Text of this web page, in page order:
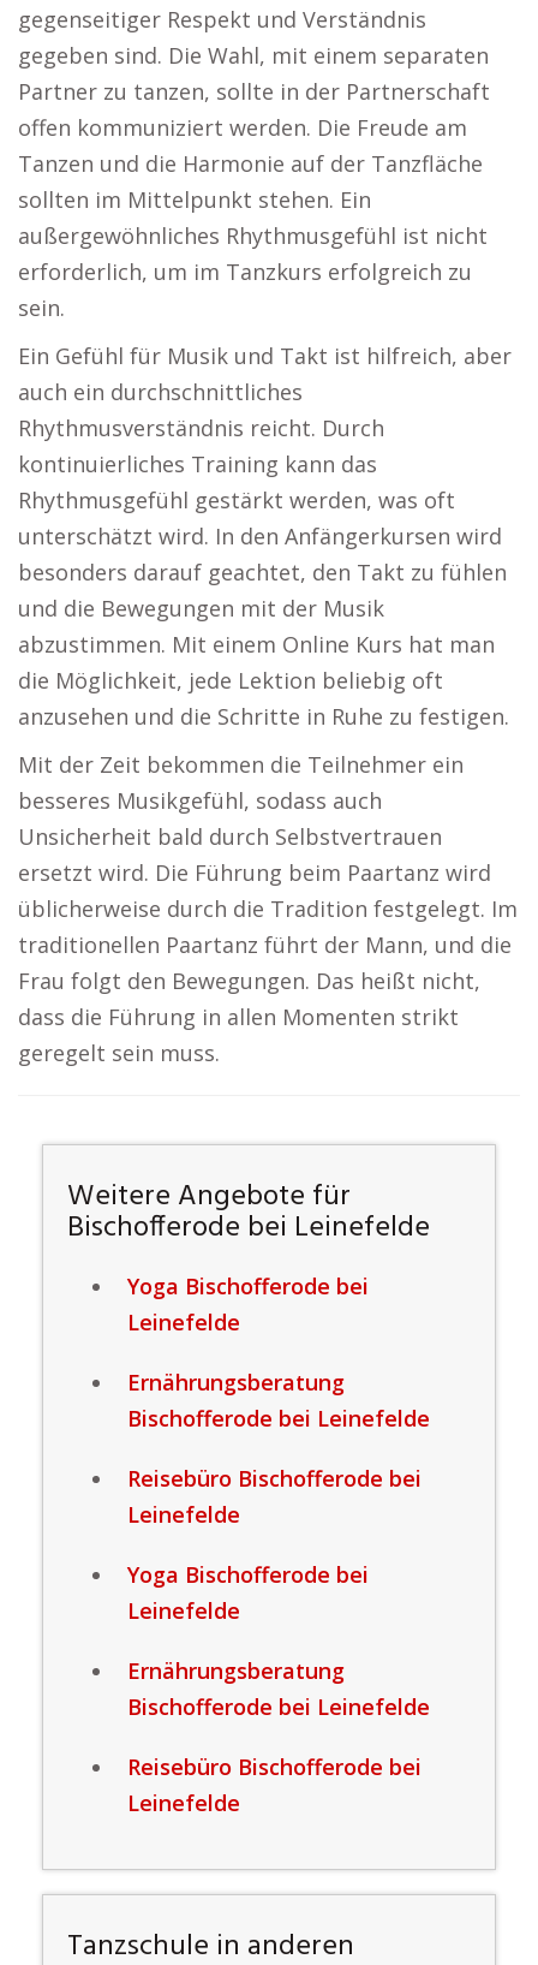
gegenseitiger Respekt und Verständnis
gegeben sind. Die Wahl, mit einem separaten
Partner zu tanzen, sollte in der Partnerschaft
offen kommuniziert werden. Die Freude am
Tanzen und die Harmonie auf der Tanzfläche
sollten im Mittelpunkt stehen. Ein
außergewöhnliches Rhythmusgefühl ist nicht
erforderlich, um im Tanzkurs erfolgreich zu
sein.
Ein Gefühl für Musik und Takt ist hilfreich, aber
auch ein durchschnittliches
Rhythmusverständnis reicht. Durch
kontinuierliches Training kann das
Rhythmusgefühl gestärkt werden, was oft
unterschätzt wird. In den Anfängerkursen wird
besonders darauf geachtet, den Takt zu fühlen
und die Bewegungen mit der Musik
abzustimmen. Mit einem Online Kurs hat man
die Möglichkeit, jede Lektion beliebig oft
anzusehen und die Schritte in Ruhe zu festigen.
Mit der Zeit bekommen die Teilnehmer ein
besseres Musikgefühl, sodass auch
Unsicherheit bald durch Selbstvertrauen
ersetzt wird. Die Führung beim Paartanz wird
üblicherweise durch die Tradition festgelegt. Im
traditionellen Paartanz führt der Mann, und die
Frau folgt den Bewegungen. Das heißt nicht,
dass die Führung in allen Momenten strikt
geregelt sein muss.
Weitere Angebote für
Bischofferode bei Leinefelde
Yoga Bischofferode bei
Leinefelde
Ernährungsberatung
Bischofferode bei Leinefelde
Reisebüro Bischofferode bei
Leinefelde
Yoga Bischofferode bei
Leinefelde
Ernährungsberatung
Bischofferode bei Leinefelde
Reisebüro Bischofferode bei
Leinefelde
Tanzschule in anderen